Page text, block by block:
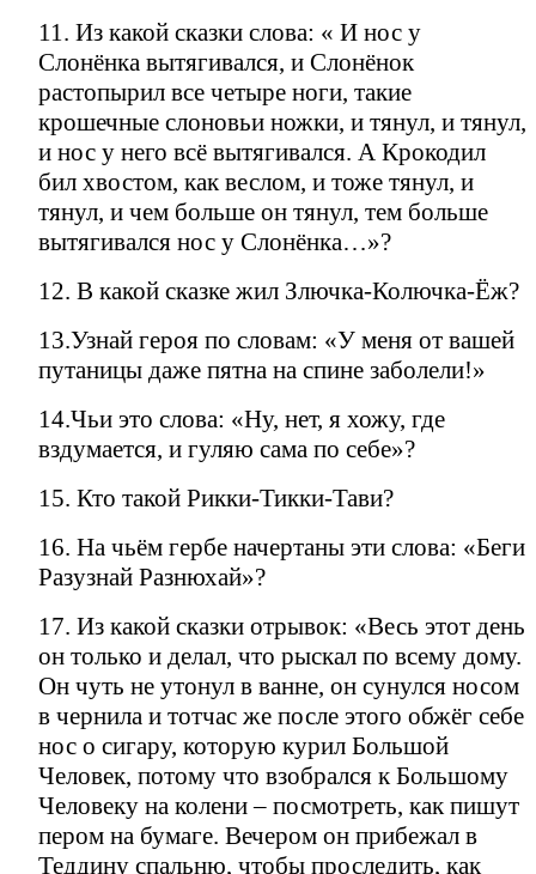
11. Из какой сказки слова: « И нос у
Слонёнка вытягивался, и Слонёнок
растопырил все четыре ноги, такие
крошечные слоновьи ножки, и тянул, и тянул,
и нос у него всё вытягивался. А Крокодил
бил хвостом, как веслом, и тоже тянул, и
тянул, и чем больше он тянул, тем больше
вытягивался нос у Слонёнка…»?
12. В какой сказке жил Злючка-Колючка-Ёж?
13.Узнай героя по словам: «У меня от вашей
путаницы даже пятна на спине заболели!»
14.Чьи это слова: «Ну, нет, я хожу, где
вздумается, и гуляю сама по себе»?
15. Кто такой Рикки-Тикки-Тави?
16. На чьём гербе начертаны эти слова: «Беги
Разузнай Разнюхай»?
17. Из какой сказки отрывок: «Весь этот день
он только и делал, что рыскал по всему дому.
Он чуть не утонул в ванне, он сунулся носом
в чернила и тотчас же после этого обжёг себе
нос о сигару, которую курил Большой
Человек, потому что взобрался к Большому
Человеку на колени – посмотреть, как пишут
пером на бумаге. Вечером он прибежал в
Теддину спальню, чтобы проследить, как